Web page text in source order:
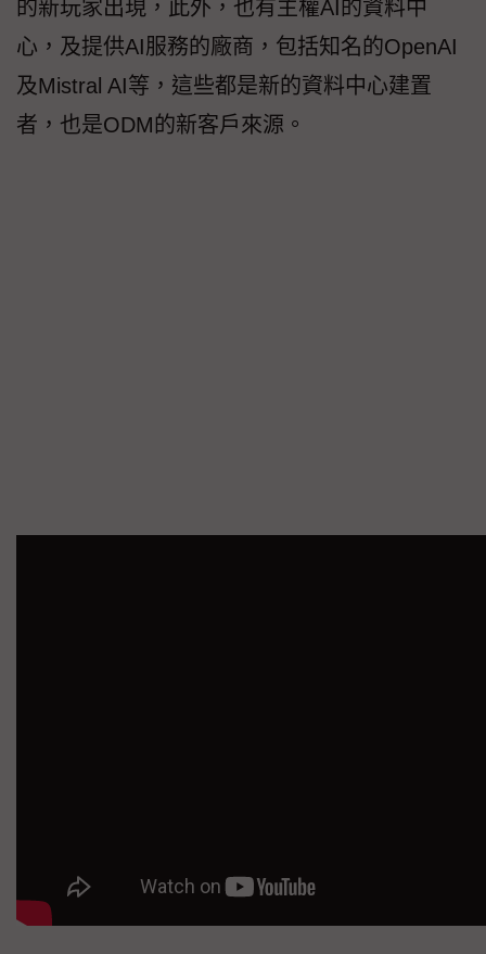
的新玩家出現，此外，也有主權AI的資料中
心，及提供AI服務的廠商，包括知名的OpenAI
及Mistral AI等，這些都是新的資料中心建置
者，也是ODM的新客戶來源。